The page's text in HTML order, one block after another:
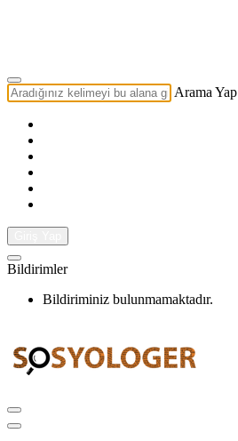
Arama Yap
Bildirimler
Bildiriminiz bulunmamaktadır.